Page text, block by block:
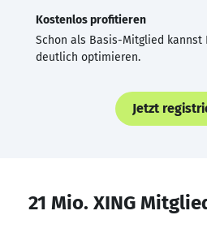
Kostenlos profitieren
Schon als Basis-Mitglied kannst
deutlich optimieren.
Jetzt
21 Mio. XING